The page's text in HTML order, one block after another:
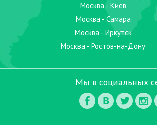
Москва - Киев
Москва - Самара
Москва - Иркутск
Москва - Ростов-на-Дону
Мы в социальных